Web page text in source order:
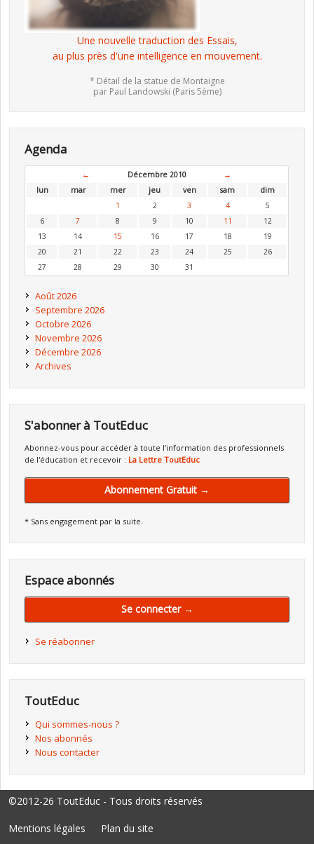
Une nouvelle traduction des Essais,
au plus près d'une intelligence en mouvement.
* Détail de la statue de Montaigne
par Paul Landowski (Paris 5ème)
Agenda
← Décembre 2010
→
lun
mar mer jeu ven sam
dim
1
2 3 4
5
6
7 8 9 10 11
12
13
14 15 16 17 18
19
20
21 22 23 24 25
26
27
28 29 30 31
Août 2026
Septembre 2026
Octobre 2026
Novembre 2026
Décembre 2026
Archives
S'abonner à ToutEduc
Abonnez-vous pour accéder à toute l'information des professionnels
de l'éducation et recevoir : La Lettre ToutEduc
Abonnement Gratuit →
* Sans engagement par la suite.
Espace abonnés
Se connecter →
Se réabonner
ToutEduc
Qui sommes-nous ?
Nos abonnés
Nous contacter
©2012-26 ToutEduc - Tous droits réservés
Mentions légales Plan du site